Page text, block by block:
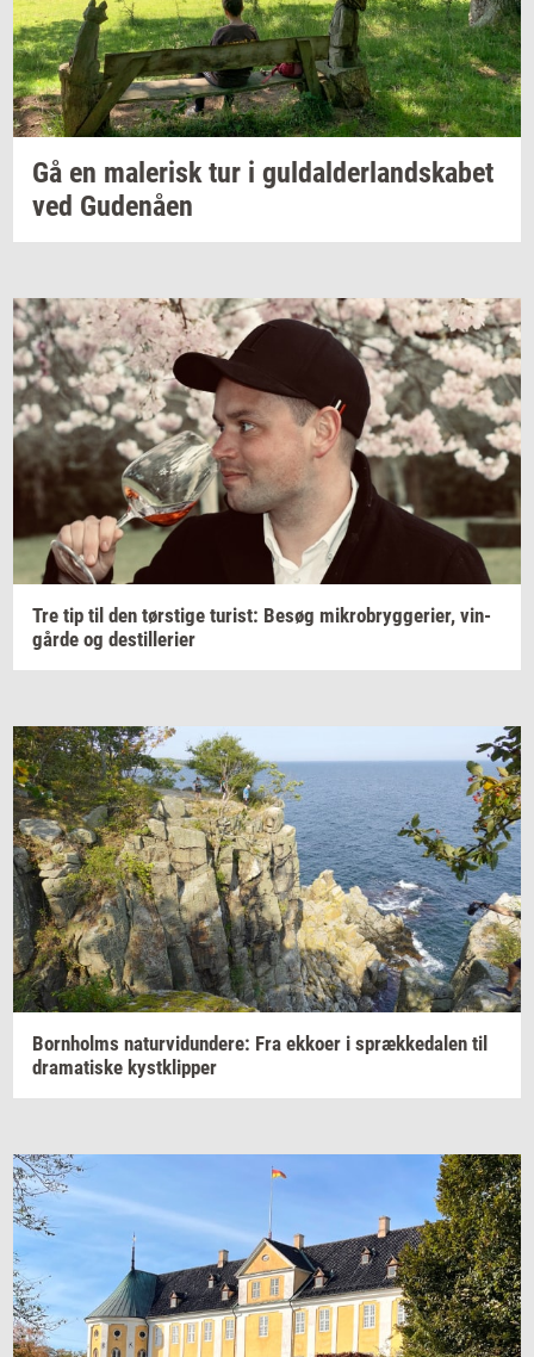
Gå en ma­le­risktur i gul­dal­der­land­ska­bet
ved Gu­denå­en
Tre tip til den tørsti­ge turist: Besøg mi­kro­bryg­ge­ri­er, vin­
går­de og destil­le­ri­er
Born­holms na­tur­vi­dun­de­re: Fra ek­ko­er i spræk­ke­da­len til
dra­ma­ti­ske kyst­klip­per